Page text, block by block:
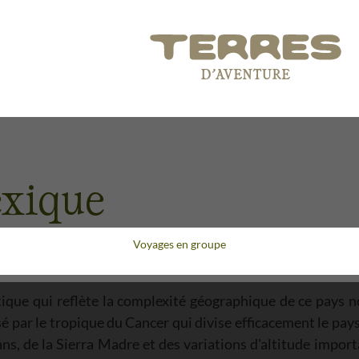
Voyages en groupe
qui reflète la complexité géographique de ce
par le tropique du Cancer qui divise efficacement le
de la Sierra Madre et des variations d'altitude